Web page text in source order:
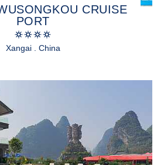
CRUISE
PORT
Xangai . China